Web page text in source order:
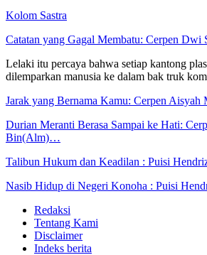
Kolom Sastra
Catatan yang Gagal Membatu: Cerpen Dwi
Lelaki itu percaya bahwa setiap kantong
dilemparkan manusia ke dalam bak truk
Jarak yang Bernama Kamu: Cerpen Aisyah
Durian Meranti Berasa Sampai ke Hati:
Bin(Alm)…
Talibun Hukum dan Keadilan : Puisi
Nasib Hidup di Negeri Konoha : Puisi
Redaksi
Tentang Kami
Disclaimer
Indeks berita